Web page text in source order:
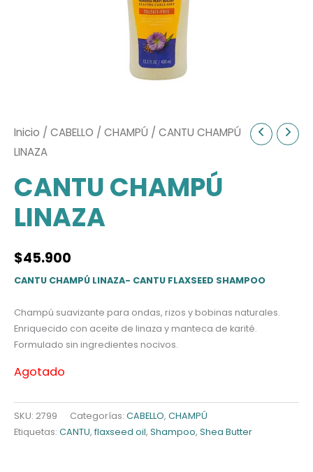
Inicio / CABELLO / CHAMPÚ / CANTU CHAMPÚ
LINAZA
CANTU CHAMPÚ
LINAZA
$45.900
CANTU CHAMPÚ LINAZA- CANTU FLAXSEED SHAMPOO
Champú suavizante para ondas, rizos y bobinas naturales.
Enriquecido con aceite de linaza y manteca de karité.
Formulado sin ingredientes nocivos.
Agotado
SKU: 2799 Categorías: CABELLO, CHAMPÚ
Etiquetas: CANTU, flaxseed oil, Shampoo, Shea Butter